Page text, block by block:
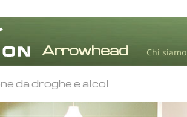
Chi siamo
⨯
da droghe e alcol